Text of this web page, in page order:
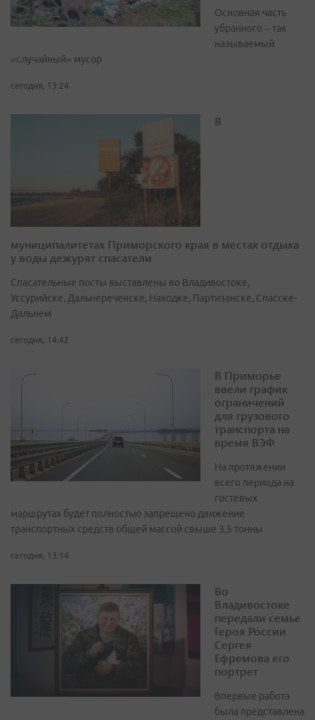
Основная часть
убранного – так
называемый
«случайный» мусор
сегодня, 13:24
В
муниципалитетах Приморского края в местах отдыха
у воды дежурят спасатели
Спасательные посты выставлены во Владивостоке,
Уссурийске, Дальнереченске, Находке, Партизанске, Спасске-
Дальнем
сегодня, 14:42
В Приморье
ввели график
ограничений
для грузового
транспорта на
время ВЭФ
На протяжении
всего периода на
гостевых
маршрутах будет полностью запрещено движение
транспортных средств общей массой свыше 3,5 тонны
сегодня, 13:14
Во
Владивостоке
передали семье
Героя России
Сергея
Ефремова его
портрет
Впервые работа
была представлена